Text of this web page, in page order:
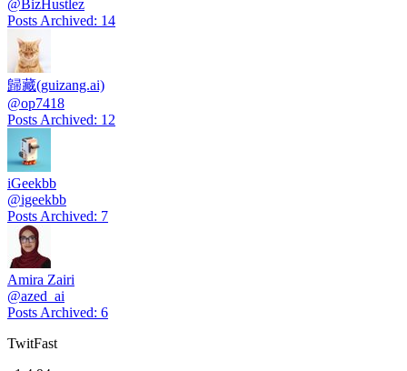
@BizHustlez
Posts Archived: 14
歸藏(guizang.ai)
@op7418
Posts Archived: 12
iGeekbb
@igeekbb
Posts Archived: 7
Amira Zairi
@azed_ai
Posts Archived: 6
TwitFast